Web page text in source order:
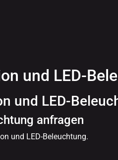
und LED-
und LED-
anfragen
und LED-Beleuchtung.